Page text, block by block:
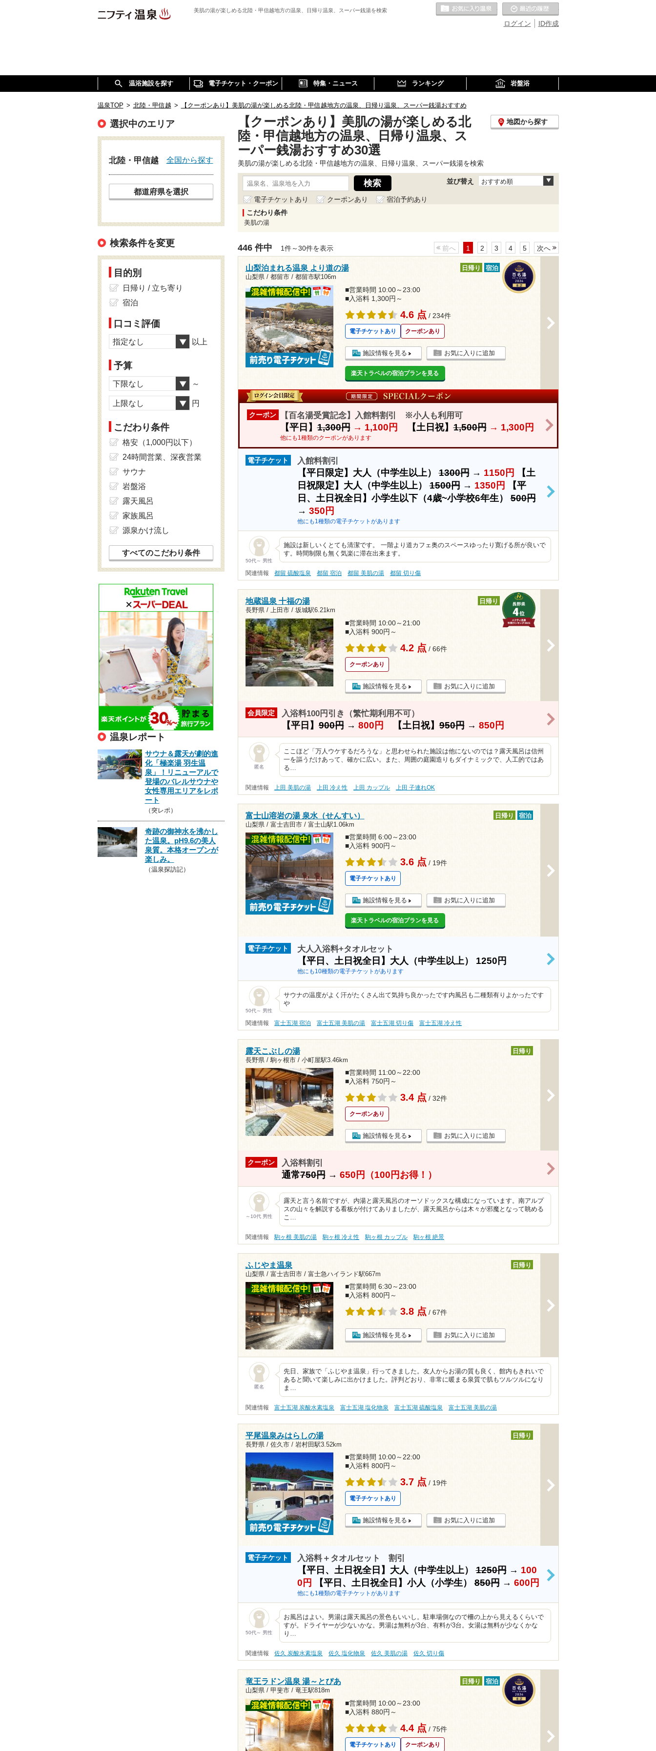
美肌の湯が楽しめる北陸・甲信越地方の温泉、日帰り温泉、スーパー銭湯を検索
ID作成
ログイン
お気に入りの温泉
温浴施設を探す 電子チケット・クーポン 特集・ニュース ランキング 岩盤浴
温泉TOP > 北陸・甲信越 > 【クーポンあり】美肌の湯が楽しめる北陸・甲信越地方の温泉、日帰り温泉、スーパー銭湯おすすめ
【クーポンあり】美肌の湯が楽しめる北
陸・甲信越地方の温泉、日帰り温泉、ス
ーパー銭湯おすすめ30選
地図から探す
美肌の湯が楽しめる北陸・甲信越地方の温泉、日帰り温泉、スーパー銭湯を検索
並び替え おすすめ順
電子チケットあり クーポンあり
宿泊予約あり
こだわり条件
美肌の湯
446 件中 1件～30件を表示 前へ 1 2 3 4 5 次へ
山梨泊まれる温泉 より道の湯
山梨県 / 都留市 / 都留市駅106m
日帰り 宿泊
■営業時間 10:00～23:00
■入浴料 1,300円～
4.6 点 / 234件
電子チケットあり クーポンあり
施設情報を見る お気に入りに追加
楽天トラベルの宿泊プランを見る
クーポン 【百名湯受賞記念】入館料割引 ※小人も利用可
【平日】1,300円→ 1,100円 【土日祝】1,500円→ 1,300円
他にも1種類のクーポンがあります
電子チケット 入館料割引
【平日限定】大人（中学生以上）1300円→ 1150円
【土
日祝限定】大人（中学生以上）1500円→ 1350円
【平
日、土日祝全日】小学生以下（4歳~小学校6年生）500円
→ 350円
他にも1種類の電子チケットがあります
>
50代～ 男性
施設は新しいくとても清潔です。 一階より道カフェ奥のスペースゆったり寛げる所が良いで
す。時間制限も無く気楽に滞在出来ます。
関連情報 都留 硫酸塩泉 都留 宿泊 都留 美肌の湯 都留 切り傷
地蔵温泉 十福の湯
長野県 / 上田市 / 坂城駅6.21km
日帰り
■営業時間 10:00～21:00
■入浴料 900円～
4.2 点 / 66件
クーポンあり
施設情報を見る お気に入りに追加
会員限定 入浴料100円引き（繁忙期利用不可）
【平日】900円→ 800円 【土日祝】950円→ 850円
匿名
ここほど「万人ウケするだろうな」と思わせられた施設は他にないのでは？露天風呂は信州
一を謳うだけあって、確かに広い。また、周囲の庭園造りもダイナミックで、人工的ではあ
る…
関連情報 上田 美肌の湯 上田 冷え性 上田 カップル 上田 子連れOK
富士山溶岩の湯 泉水（せんすい）
山梨県 / 富士吉田市 / 富士山駅1.06km
日帰り 宿泊
■営業時間 6:00～23:00
■入浴料 900円～
3.6 点 / 19件
電子チケットあり
施設情報を見る お気に入りに追加
楽天トラベルの宿泊プランを見る
電子チケット 大人入浴料+タオルセット
【平日、土日祝全日】大人（中学生以上） 1250円
他にも10種類の電子チケットがあります
>
50代～ 男性
サウナの温度がよく汗がたくさん出て気持ち良かったです内風呂も二種類有りよかったです
や
関連情報 富士五湖 宿泊 富士五湖 美肌の湯 富士五湖 切り傷 富士五湖 冷え性
露天こぶしの湯
長野県 / 駒ヶ根市 / 小町屋駅3.46km
日帰り
■営業時間 11:00～22:00
■入浴料 750円～
3.4 点 / 32件
クーポンあり
施設情報を見る お気に入りに追加
クーポン 入浴料割引
通常750円→ 650円（100円お得！）
～10代 男性
露天と言う名前ですが、内湯と露天風呂のオーソドックスな構成になっています。南アルプ
スの山々を解説する看板が付けてありましたが、露天風呂からは木々が邪魔となって眺める
こ…
関連情報 駒ヶ根 美肌の湯 駒ヶ根 冷え性 駒ヶ根 カップル 駒ヶ根 絶景
ふじやま温泉
山梨県 / 富士吉田市 / 富士急ハイランド駅667m
日帰り
■営業時間 6:30～23:00
■入浴料 800円～
3.8 点 / 67件
施設情報を見る お気に入りに追加
匿名
先日、家族で「ふじやま温泉」行ってきました。友人からお湯の質も良く、館内もきれいで
あると聞いて楽しみに出かけました。評判どおり、非常に暖まる泉質で肌もツルツルになり
ま…
関連情報 富士五湖 炭酸水素塩泉 富士五湖 塩化物泉 富士五湖 硫酸塩泉 富士五湖 美肌の湯
平尾温泉みはらしの湯
長野県 / 佐久市 / 岩村田駅3.52km
日帰り
■営業時間 10:00～22:00
■入浴料 800円～
3.7 点 / 19件
電子チケットあり
施設情報を見る お気に入りに追加
電子チケット 入浴料＋タオルセット 割引
【平日、土日祝全日】大人（中学生以上）1250円→ 100
0円
【平日、土日祝全日】小人（小学生）850円→ 600円
他にも1種類の電子チケットがあります
>
50代～ 男性
お風呂はよい。男湯は露天風呂の景色もいいし。駐車場側なので柵の上から見えるくらいで
すが。ドライヤーが少ないかな。男湯は無料が3台、有料が3台。女湯は無料が少なくかな
り…
関連情報 佐久 炭酸水素塩泉 佐久 塩化物泉 佐久 美肌の湯 佐久 切り傷
竜王ラドン温泉 湯～とぴあ
山梨県 / 甲斐市 / 竜王駅818m
日帰り 宿泊
■営業時間 10:00～23:00
■入浴料 880円～
4.4 点 / 75件
電子チケットあり クーポンあり
選択中のエリア
北陸・甲信越 全国から探す
都道府県を選択
検索条件を変更
目的別
日帰り / 立ち寄り
宿泊
口コミ評価
指定なし 以上
予算
下限なし ～
上限なし 円
こだわり条件
格安（1,000円以下）
24時間営業、深夜営業
サウナ
岩盤浴
露天風呂
家族風呂
源泉かけ流し
すべてのこだわり条件
温泉レポート
サウナ＆露天が劇的進
化「極楽湯 羽生温
泉」！リニューアルで
登場のバレルサウナや
女性専用エリアをレポ
ート
（突レポ）
奇跡の御神水を沸かし
た温泉。pH9.6の美人
泉質。本格オープンが
楽しみ。
（温泉探訪記）